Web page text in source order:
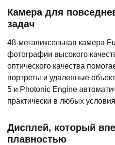
Камера для
задач
48-мегапиксельная камера
фотографии высокого
оптического качества
портреты и удаленные
5 и Photonic Engine
практически в любых
Дисплей, который
плавностью